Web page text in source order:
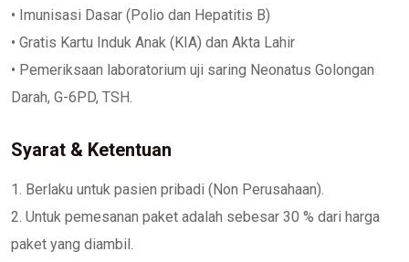
• Imunisasi Dasar (Polio dan Hepatitis B)
• Gratis Kartu Induk Anak (KIA) dan Akta Lahir
• Pemeriksaan laboratorium uji saring Neonatus Golongan
Darah, G-6PD, TSH.
Syarat & Ketentuan
1. Berlaku untuk pasien pribadi (Non Perusahaan).
2. Untuk pemesanan paket adalah sebesar 30 % dari harga
paket yang diambil.